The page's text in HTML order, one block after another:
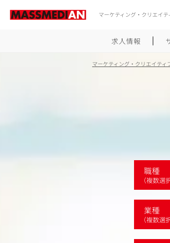
マーケティング・クリエイ
求人情報
マーケティング・クリエイティ
職種
（複数選
業種
（複数選